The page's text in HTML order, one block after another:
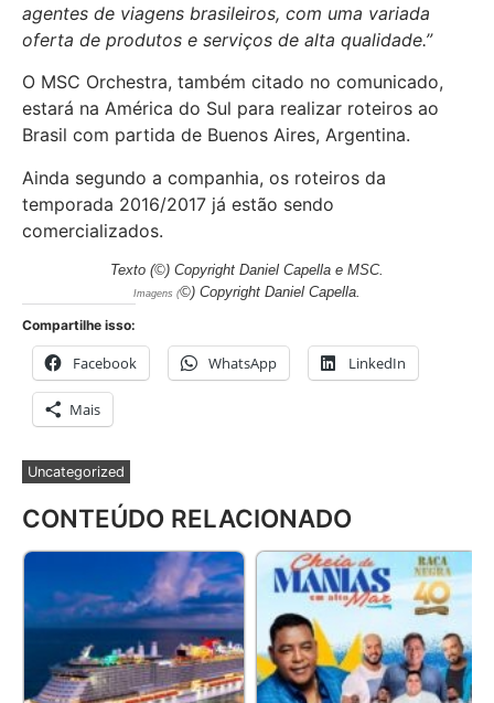
agentes de viagens brasileiros, com uma variada
oferta de produtos e serviços de alta qualidade.”
O MSC Orchestra, também citado no comunicado,
estará na América do Sul para realizar roteiros ao
Brasil com partida de Buenos Aires, Argentina.
Ainda segundo a companhia, os roteiros da
temporada 2016/2017 já estão sendo
comercializados.
Texto (©) Copyright Daniel Capella e MSC.
Imagens (©) Copyright Daniel Capella
Compartilhe isso:
Facebook WhatsApp LinkedIn
Mais
Uncategorized
CONTEÚDO RELACIONADO